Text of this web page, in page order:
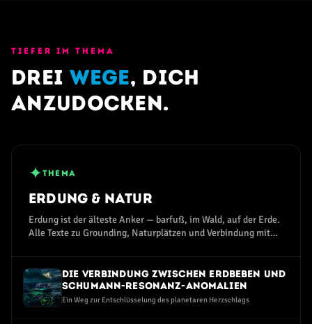
TIEFER IM THEMA
Drei Wege, dich
anzudocken.
✦THEMA
Erdung & Natur
Erdung ist der älteste Anker — barfuß, im Wald, auf der Erde.
Alle Texte zu Grounding, Naturplätzen und Verbindung mit
Die Verbindung zwischen Erdbeben und
Schumann-Resonanz-Anomalien
Ein Weg zur Entschlüsselung des planetaren Herzschlags